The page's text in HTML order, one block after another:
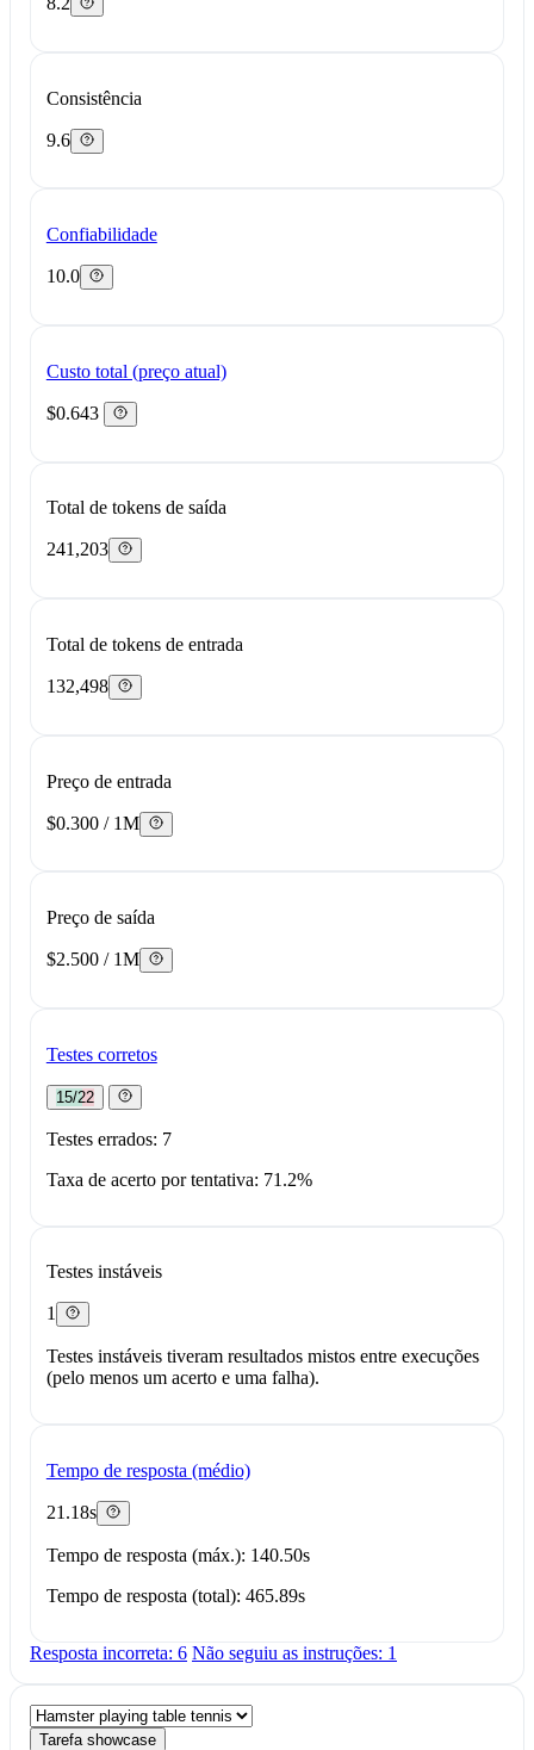
Consistência
9.6
Confiabilidade
10.0
Custo total (preço atual)
$0.643
Total de tokens de saída
241,203
Total de tokens de entrada
132,498
Preço de entrada
$0.300 / 1M
Preço de saída
$2.500 / 1M
Testes corretos
15/22
Testes errados: 7
Taxa de acerto por tentativa: 71.2%
Testes instáveis
1
Testes instáveis tiveram resultados mistos entre execuções
(pelo menos um acerto e uma falha).
Tempo de resposta (médio)
21.18s
Tempo de resposta (máx.): 140.50s
Tempo de resposta (total): 465.89s
Resposta incorreta: 6 Não seguiu as instruções: 1
Tarefa showcase